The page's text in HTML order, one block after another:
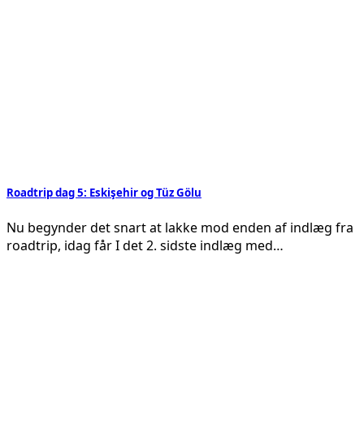
Roadtrip dag 5: Eskişehir og Tüz Gölu
Nu begynder det snart at lakke mod enden af indlæg fra
roadtrip, idag får I det 2. sidste indlæg med…